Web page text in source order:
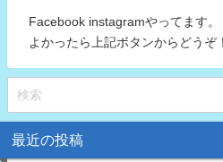
Facebook instagramやってます。
よかったら上記ボタンからどうぞ！
最近の投稿